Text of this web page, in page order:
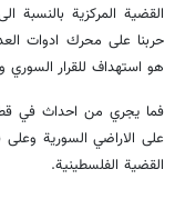
القضية المركزية
حربنا على محرك ادوات
هو استهداف للقرار السوري
فما يجري من احداث في
على الاراضي السورية
القضية الفلسطينية.